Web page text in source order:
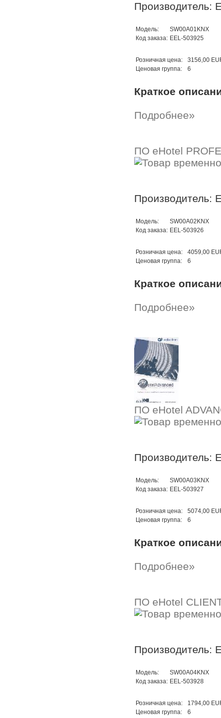
Производитель:
Модель:
SW00A01KNX
Код заказа: EEL-503925
Розничная цена:
3156,00
Ценовая группа:
6
Краткое
Подробнее»
ПО eHotel
Производитель:
Модель:
SW00A02KNX
Код заказа: EEL-503926
Розничная цена:
4059,00
Ценовая группа:
6
Краткое
Подробнее»
ПО eHotel
Производитель:
Модель:
SW00A03KNX
Код заказа: EEL-503927
Розничная цена:
5074,00
Ценовая группа:
6
Краткое
Подробнее»
ПО eHotel
Производитель:
Модель:
SW00A04KNX
Код заказа: EEL-503928
Розничная цена:
1794,00
Ценовая группа:
6